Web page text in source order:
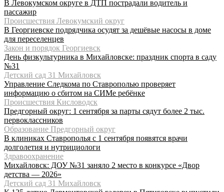
В Левокумском округе в ДТП пострадали водитель и
пассажир
Происшествия Левокумский округ
В Георгиевске подрядчика осудят за дешёвые насосы в доме
для переселенцев
Закон и порядок Георгиевск
День физкультурника в Михайловске: праздник спорта в саду
№31
Детский сад 31 Михайловск
Управление Следкома по Ставрополью проверяет
информацию о сбитом на СИМе ребёнке
Происшествия Кисловодск
Предгорный округ: 1 сентября за парты сядут более 2 тыс.
первоклассников
Образование Предгорный округ
В клиниках Ставрополья с 1 сентября появятся врачи
долголетия и нутрициологи
Здравоохранение
Михайловск: ДОУ №31 заняло 2 место в конкурсе «Двор
детства — 2026»
Детский сад 31 Михайловск